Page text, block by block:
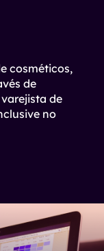
cosméticos,
de
de
no